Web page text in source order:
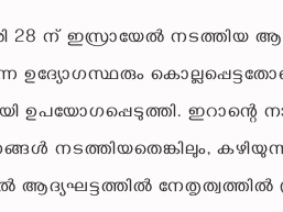
28 ന് ഇസ്രായേൽ നടത്തിയ
ഉദ്യോഗസ്ഥരും
ഉപയോഗപ്പെടുത്തി.
നടത്തിയതെങ്കിലും,
ആദ്യഘട്ടത്തിൽ നേതൃത്വത്തിൽ